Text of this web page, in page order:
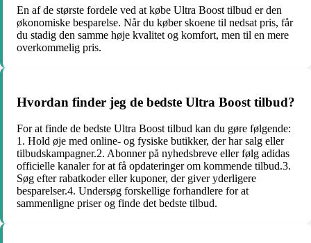
En af de største fordele ved at købe Ultra Boost tilbud er den
økonomiske besparelse. Når du køber skoene til nedsat pris, får
du stadig den samme høje kvalitet og komfort, men til en mere
overkommelig pris.
Hvordan finder jeg de bedste Ultra Boost tilbud?
For at finde de bedste Ultra Boost tilbud kan du gøre følgende:
1. Hold øje med online- og fysiske butikker, der har salg eller
tilbudskampagner.2. Abonner på nyhedsbreve eller følg adidas
officielle kanaler for at få opdateringer om kommende tilbud.3.
Søg efter rabatkoder eller kuponer, der giver yderligere
besparelser.4. Undersøg forskellige forhandlere for at
sammenligne priser og finde det bedste tilbud.